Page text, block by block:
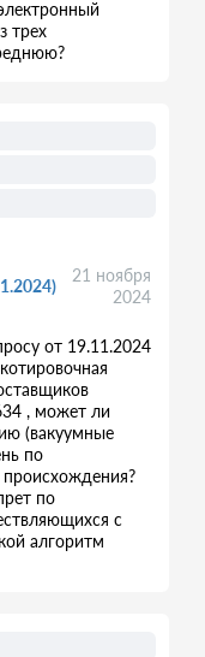
трех
21 ноября
2024
от 19.11.2024
, может ли
(вакуумные
по
по
с
алгоритм